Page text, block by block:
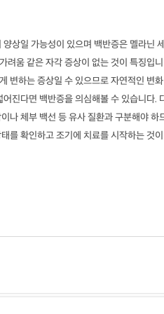
상일 가능성이 있으며 백반증은 멜라닌 세
려움 같은 자각 증상이 없는 것이 특징입니
변하는 증상일 수 있으므로 자연적인 변화
진다면 백반증을 의심해볼 수 있습니다.
나 체부 백선 등 유사 질환과 구분해야 하
를 확인하고 조기에 치료를 시작하는 것이